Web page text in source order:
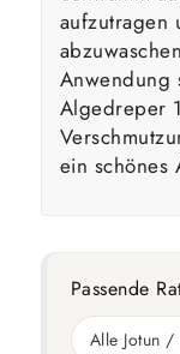
aufzutragen
Anwendung
Algedreper
ein schönes
Passende
Alle Jotun /